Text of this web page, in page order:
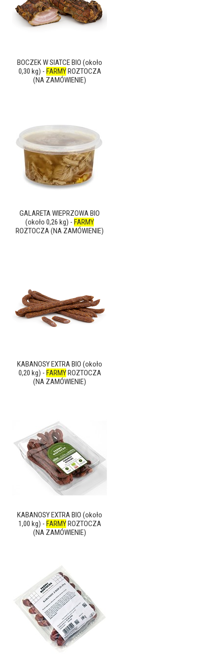
BOCZEK W SIATCE BIO (około
0,30 kg) - FARMYROZTOCZA
(NA ZAMÓWIENIE)
GALARETA WIEPRZOWA BIO
(około 0,26 kg) - FARMY
ROZTOCZA (NA ZAMÓWIENIE)
KABANOSY EXTRA BIO (około
0,20 kg) - FARMYROZTOCZA
(NA ZAMÓWIENIE)
KABANOSY EXTRA BIO (około
1,00 kg) - FARMYROZTOCZA
(NA ZAMÓWIENIE)